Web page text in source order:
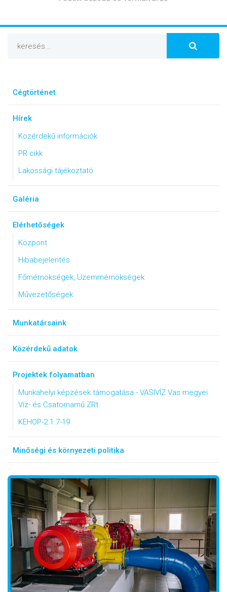
Cégtörténet
Hírek
Közérdekű információk
PR cikk
Lakossági tájékoztató
Galéria
Elérhetőségek
Központ
Hibabejelentés
Főmérnökségek, Üzemmérnökségek
Művezetőségek
Munkatársaink
Közérdekű adatok
Projektek folyamatban
Munkahelyi képzések támogatása - VASIVÍZ Vas megyei
Víz- és Csatornamű ZRt.
KEHOP-2.1.7-19
Minőségi és környezeti politika